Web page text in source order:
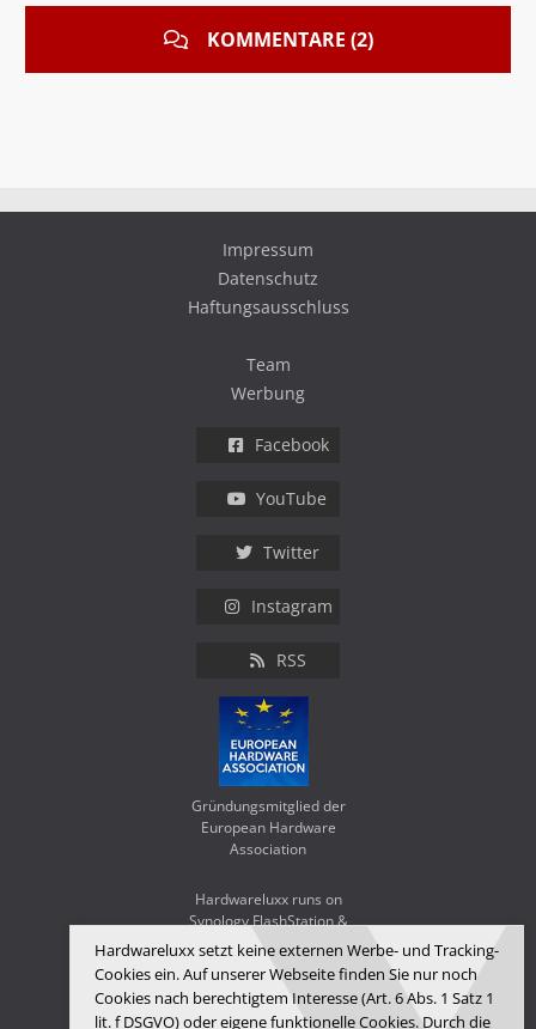
KOMMENTARE (2)
Hardwareluxx setzt keine externen Werbe- und Tracking-
Cookies ein. Auf unserer Webseite finden Sie nur noch
Cookies nach berechtigtem Interesse (Art. 6 Abs. 1 Satz 1
lit. f DSGVO) oder eigene funktionelle Cookies. Durch die
Impressum
Datenschutz
Haftungsausschluss
Team
Werbung
Facebook
YouTube
Twitter
Instagram
RSS
Gründungsmitglied der
European Hardware
Association
Hardwareluxx runs on
Synology FlashStation &
WD Red SA500